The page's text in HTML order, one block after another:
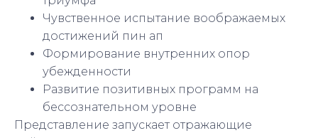
Чувственное испытание воображаемых
достижений пин ап
Формирование внутренних опор
убежденности
Развитие позитивных программ на
бессознательном уровне
Представление запускает отражающие